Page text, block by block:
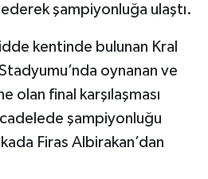
şampiyonluğa ulaştı.
kentinde bulunan Kral
oynanan ve
olan final karşılaşması
şampiyonluğu
Firas Albirakan’dan